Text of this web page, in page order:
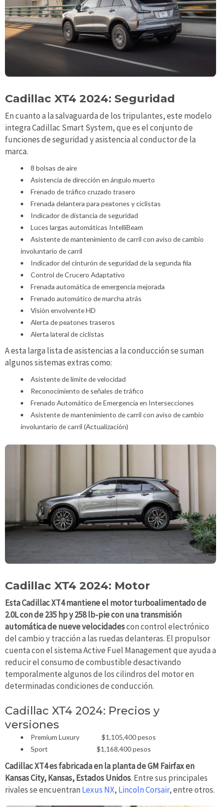
Cadillac XT4 2024: Seguridad
En cuanto a la salvaguarda de los tripulantes, este modelo
integra Cadillac Smart System, que es el conjunto de
funciones de seguridad y asistencia al conductor de la
marca.
8 bolsas de aire
Asistencia de dirección en ángulo muerto
Frenado de tráfico cruzado trasero
Frenada delantera para peatones y ciclistas
Indicador de distancia de seguridad
Luces largas automáticas IntelliBeam
Asistente de mantenimiento de carril con aviso de cambio
involuntario de carril
Indicador del cinturón de seguridad de la segunda fila
Control de Crucero Adaptativo
Frenada automática de emergencia mejorada
Frenado automático de marcha atrás
Visión envolvente HD
Alerta de peatones traseros
Alerta lateral de ciclistas
A esta larga lista de asistencias a la conducción se suman
algunos sistemas extras como:
Asistente de límite de velocidad
Reconocimiento de señales de tráfico
Frenado Automático de Emergencia en Intersecciones
Asistente de mantenimiento de carril con aviso de cambio
involuntario de carril (Actualización)
Cadillac XT4 2024: Motor
Esta Cadillac XT4 mantiene el motor turboalimentado de
2.0L con de 235 hp y 258 lb-pie con una transmisión
automática de nueve velocidadescon control electrónico
del cambio y tracción a las ruedas delanteras. El propulsor
cuenta con el sistema Active Fuel Management que ayuda a
reducir el consumo de combustible desactivando
temporalmente algunos de los cilindros del motor en
determinadas condiciones de conducción.
Cadillac XT4 2024: Precios y
versiones
Premium Luxury $1,105,400 pesos
Sport $1,168,400 pesos
Cadillac XT4 es fabricada en la planta de GM Fairfax en
Kansas City, Kansas, Estados Unidos. Entre sus principales
rivales se encuentran Lexus NX, Lincoln Corsair, entre otros.